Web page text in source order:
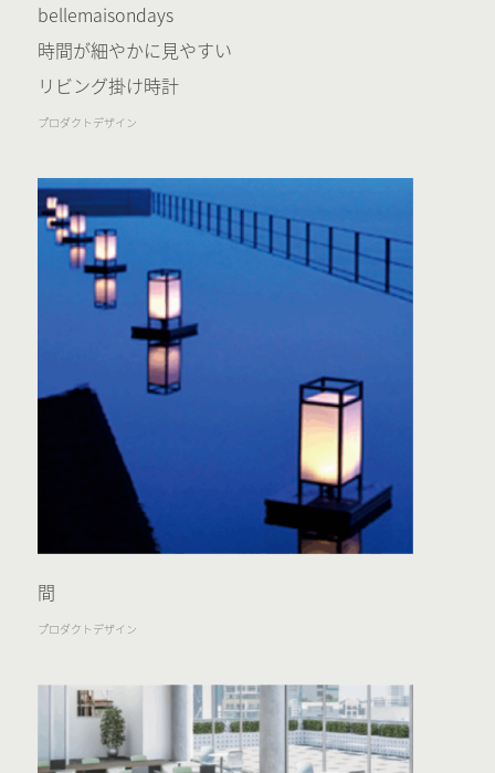
bellemaisondays
時間が細やかに見やすい
リビング掛け時計
プロダクトデザイン
間
プロダクトデザイン